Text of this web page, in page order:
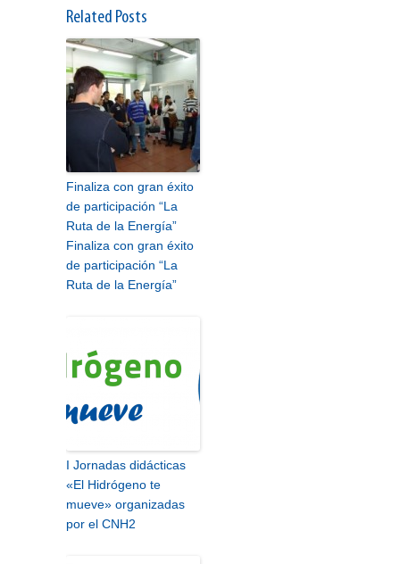
Related Posts
Finaliza con gran éxito
de participación “La
Ruta de la Energía”
Finaliza con gran éxito
de participación “La
Ruta de la Energía”
I Jornadas didácticas
«El Hidrógeno te
mueve» organizadas
por el CNH2